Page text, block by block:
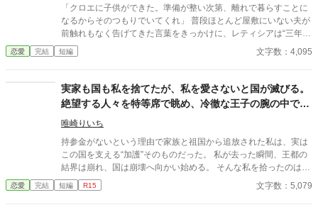
「クロエに子供ができた。準備が整い次第、離れで暮らすことに
なるからそのつもりでいてくれ」 普段ほとんど屋敷にいない夫が
前触れもなく告げてきた言葉をきっかけに、レティシアは“三年
間”の契約を終わらせることにした。 赤の他人を屋敷に迎えるこ
とはしない。 不要なものに感情を砕く理由などない。 「だって、
切り捨ててしまいましょう。
恋愛 完結 短編 文字数：4,095
実家も国も私を捨てたが、私を愛さないと国が滅びる。
絶望する人々を特等席で眺め、冷徹な王子の腕の中で思
考停止する。
唯崎りいち
持参金がないという理由で家族と祖国から追放された私は、実は
この国を支える“加護”そのものだった。 私が去った瞬間、王都の
結界は崩れ、国は崩壊へ向かい始める。 そんな私を拾ったのは、
冷徹と噂される隣国の王子。 「やっと見つけた。お前は俺のもの
だ」 捨てられたはずの私は、気づけば滅びゆく祖国を背に、彼の
恋愛 完結 短編 R15 文字数：5,079